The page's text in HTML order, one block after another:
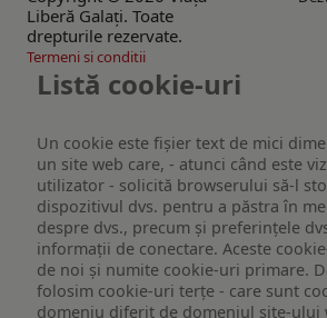
Liberă Galaţi. Toate
drepturile rezervate.
Termeni si conditii
Listă cookie-uri
Un cookie este fişier text de mici
un site web care, - atunci când este
utilizator - solicită browserului să-l
dispozitivul dvs. pentru a păstra în
despre dvs., precum și preferințele
informații de conectare. Aceste
de noi și numite cookie-uri primare.
folosim cookie-uri terțe - care sunt
domeniu diferit de domeniul site-ului